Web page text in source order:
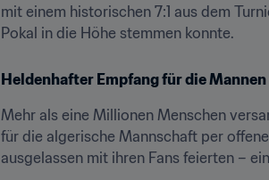
mit einem historischen 7:1 aus dem
Pokal in die Höhe stemmen konnte.
Heldenhafter Empfang für die Mannen
Mehr als eine Millionen Menschen
für die algerische Mannschaft per
ausgelassen mit ihren Fans feierten –